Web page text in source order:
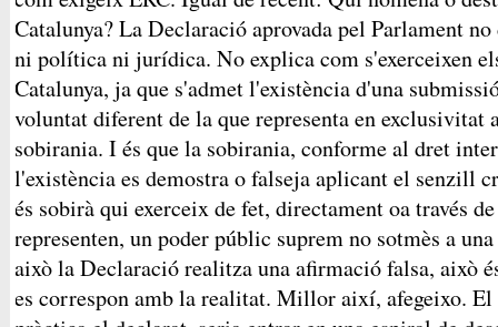
Catalunya? La Declaració aprovada pel Parlament
ni política ni jurídica. No explica com s'exerceixen
Catalunya, ja que s'admet l'existència d'una
voluntat diferent de la que representa en exclusivitat
sobirania. I és que la sobirania, conforme al dret
l'existència es demostra o falseja aplicant el senzill
és sobirà qui exerceix de fet, directament oa través
representen, un poder públic suprem no sotmès a
això la Declaració realitza una afirmació falsa, això
es correspon amb la realitat. Millor així, afegeixo.